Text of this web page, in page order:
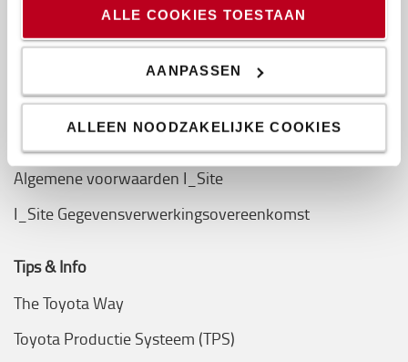
ALLE COOKIES TOESTAAN
AANPASSEN
ALLEEN NOODZAKELIJKE COOKIES
Garantie & return policy
Hoe koop ik een truck online
Veelgestelde vragen
Algemene voorwaarden I_Site
I_Site Gegevensverwerkingsovereenkomst
Tips & Info
The Toyota Way
Toyota Productie Systeem (TPS)